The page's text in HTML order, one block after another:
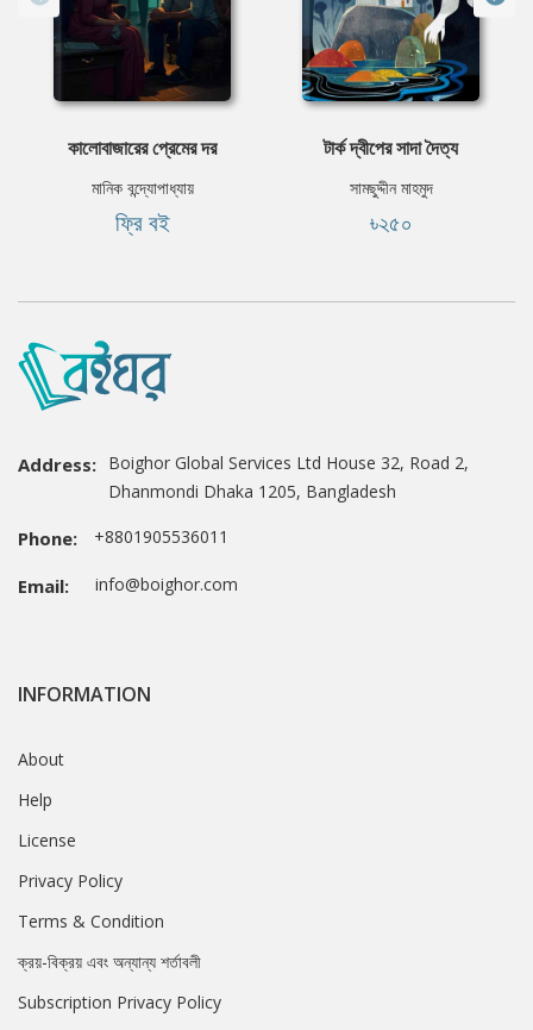
কালোবাজারের প্রেমের দর
মানিক বন্দ্যোপাধ্যায়
ফ্রি বই
টার্ক দ্বীপের সাদা দৈত্য
সামছুদ্দীন মাহমুদ
৳২৫০
Address: Boighor Global Services Ltd House 32, Road 2,
Dhanmondi Dhaka 1205, Bangladesh
Phone: +8801905536011
Email: info@boighor.com
INFORMATION
About
Help
License
Privacy Policy
Terms & Condition
ক্রয়-বিক্রয় এবং অন্যান্য শর্তাবলী
Subscription Privacy Policy